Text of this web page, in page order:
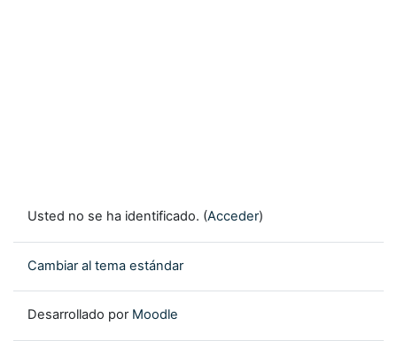
Usted no se ha identificado. (Acceder)
Cambiar al tema estándar
Desarrollado por Moodle